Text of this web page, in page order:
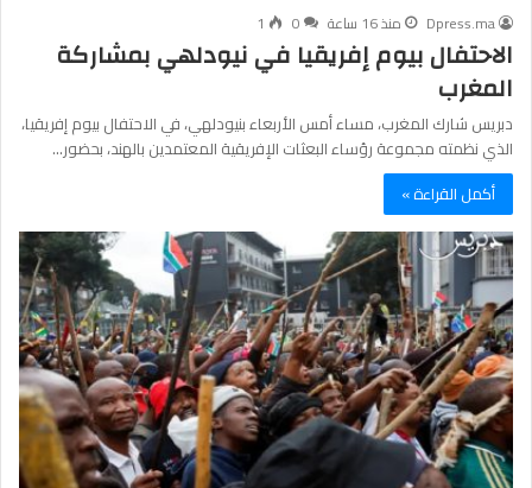
Dpress.ma منذ 16 ساعة 0
1
الاحتفال بيوم إفريقيا في نيودلهي بمشاركة
المغرب
دبريس شارك المغرب، مساء أمس الأربعاء بنيودلهي، في الاحتفال بيوم إفريقيا،
الذي نظمته مجموعة رؤساء البعثات الإفريقية المعتمدين بالهند، بحضور…
أكمل القراءة »